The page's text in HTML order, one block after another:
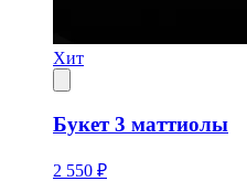
Хит
Букет 3 маттиолы
2 550 ₽